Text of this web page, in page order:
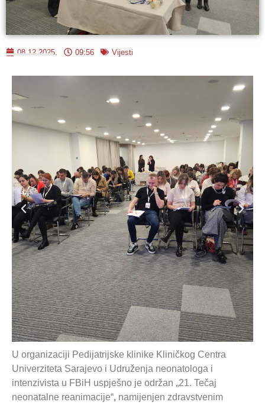
08.12.2025. 09:56 Vijesti
U organizaciji Pedijatrijske klinike Kliničkog Centra
Univerziteta Sarajevo i Udruženja neonatologa i
intenzivista u FBiH uspješno je održan „21. Tečaj
neonatalne reanimacije“, namijenjen zdravstvenim